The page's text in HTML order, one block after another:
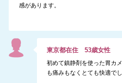
感があります。
東京都在住53歳女性
初めて鎮静剤を使った胃カ
も痛みもなくとても快適でし